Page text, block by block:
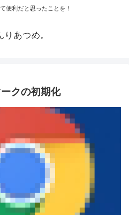
便利だと思ったことを！
りあつめ。
クの初期化